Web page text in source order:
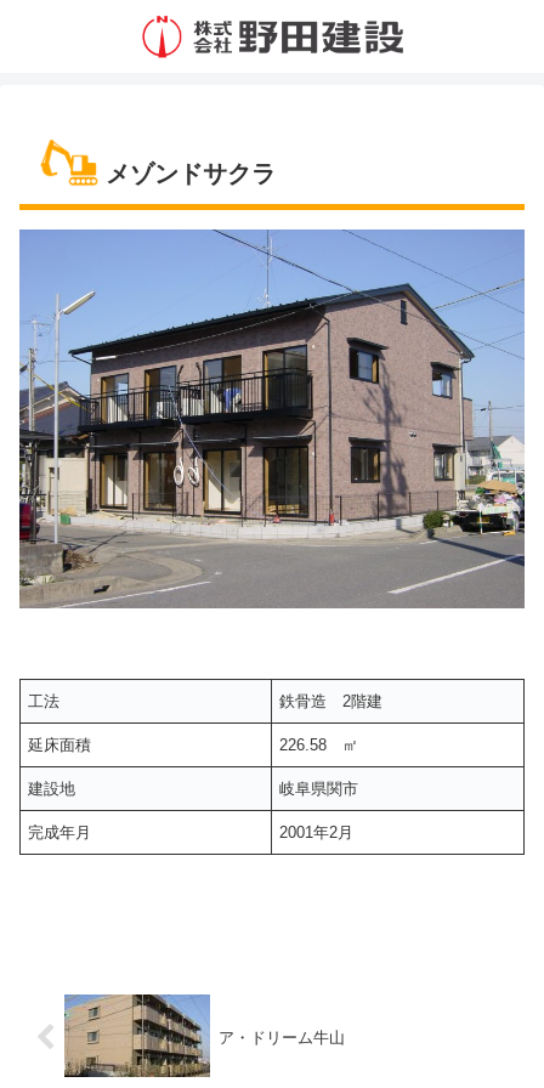
メゾンドサクラ
工法 鉄骨造 2階建
延床面積 226.58 ㎡
建設地 岐阜県関市
完成年月 2001年2月
ア・ドリーム牛山